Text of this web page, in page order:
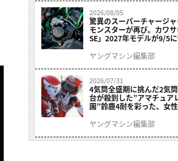
2026/08/05
驚異のスーパーチャージ
モンスターが再び。カワ
SE」2027年モデルが9/5
ヤングマシン編集部
2026/07/31
4気筒全盛期に挑んだ2気
台が殺到した”アマチュア
園”鈴鹿4耐を彩った、女
ヤングマシン編集部